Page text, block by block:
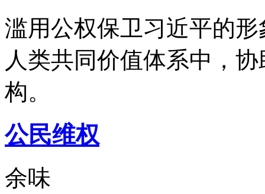
滥用公权保卫习近平的
人类共同价值体系中，
构。
公民维权
余味